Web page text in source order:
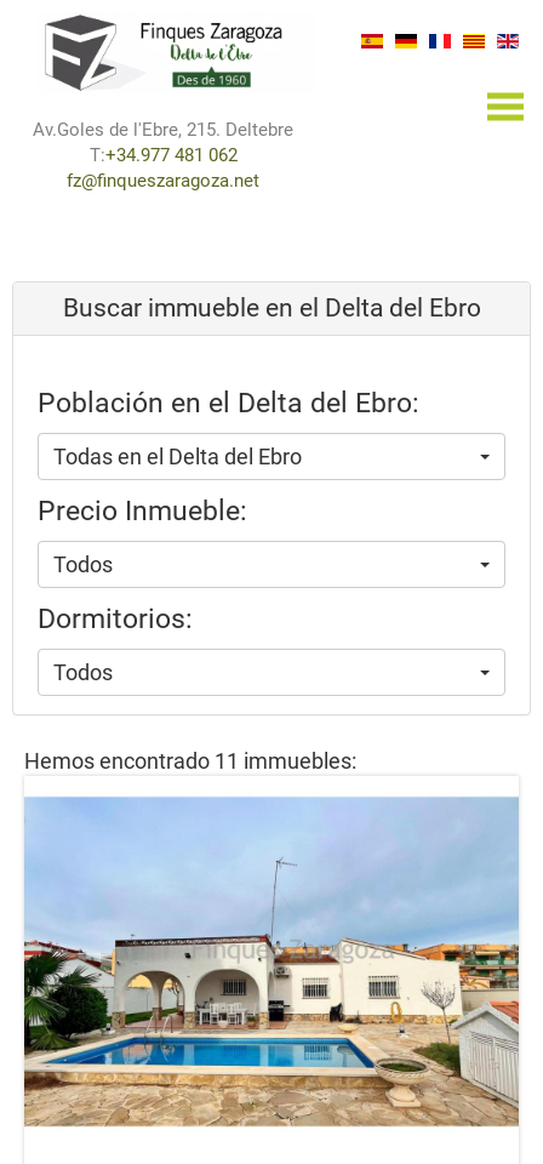
Av.Goles de l'Ebre, 215. Deltebre
T:+34.977 481 062
fz@finqueszaragoza.net
×
Buscar immueble en el Delta del Ebro
Población en el Delta del Ebro:
Todas en el Delta del Ebro
Precio Inmueble:
Todos
Dormitorios:
Todos
Hemos encontrado 11 immuebles: